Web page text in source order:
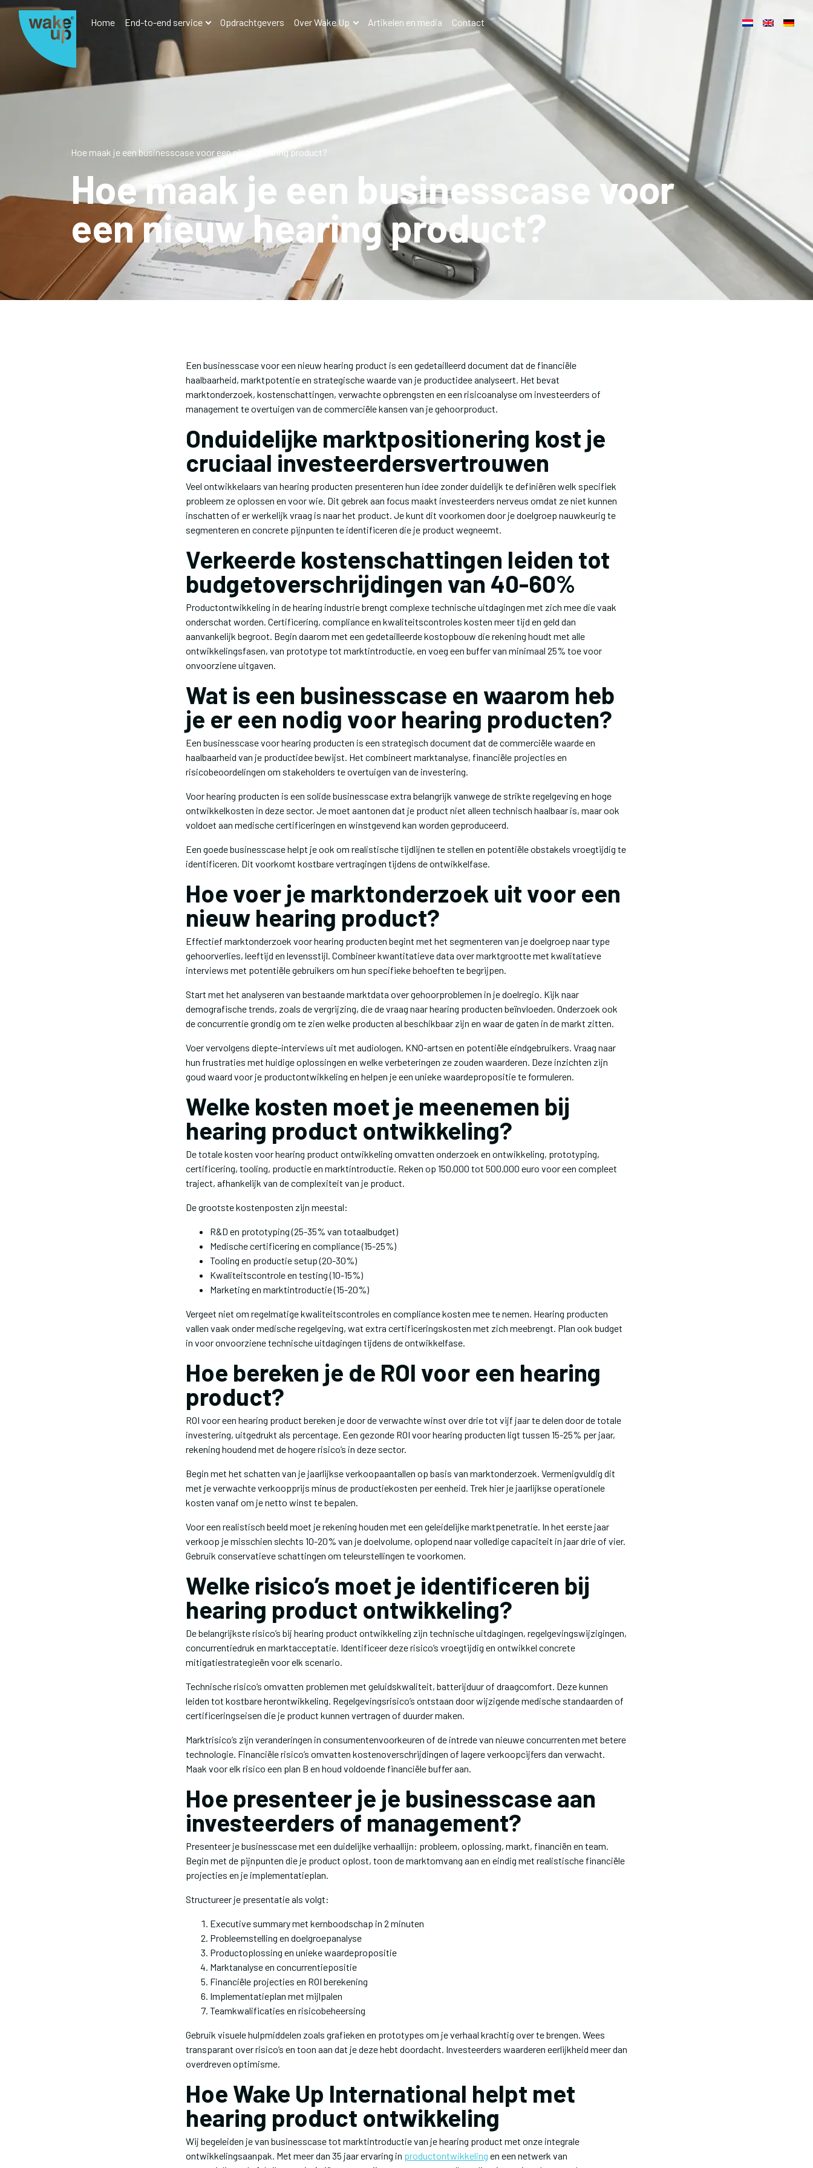
Home End-to-end service Opdrachtgevers Over Wake Up Artikelen en media Contact
Hoe maak je een businesscase voor een nieuw hearing product?
Hoe maak je een businesscase voor
een nieuw hearing product?
Een businesscase voor een nieuw hearing product is een gedetailleerd document dat de financiële
haalbaarheid, marktpotentie en strategische waarde van je productidee analyseert. Het bevat
marktonderzoek, kostenschattingen, verwachte opbrengsten en een risicoanalyse om investeerders of
management te overtuigen van de commerciële kansen van je gehoorproduct.
Onduidelijke marktpositionering kost je
cruciaal investeerdersvertrouwen
Veel ontwikkelaars van hearing producten presenteren hun idee zonder duidelijk te definiëren welk specifiek
probleem ze oplossen en voor wie. Dit gebrek aan focus maakt investeerders nerveus omdat ze niet kunnen
inschatten of er werkelijk vraag is naar het product. Je kunt dit voorkomen door je doelgroep nauwkeurig te
segmenteren en concrete pijnpunten te identificeren die je product wegneemt.
Verkeerde kostenschattingen leiden tot
budgetoverschrijdingen van 40-60%
Productontwikkeling in de hearing industrie brengt complexe technische uitdagingen met zich mee die vaak
onderschat worden. Certificering, compliance en kwaliteitscontroles kosten meer tijd en geld dan
aanvankelijk begroot. Begin daarom met een gedetailleerde kostopbouw die rekening houdt met alle
ontwikkelingsfasen, van prototype tot marktintroductie, en voeg een buffer van minimaal 25% toe voor
onvoorziene uitgaven.
Wat is een businesscase en waarom heb
je er een nodig voor hearing producten?
Een businesscase voor hearing producten is een strategisch document dat de commerciële waarde en
haalbaarheid van je productidee bewijst. Het combineert marktanalyse, financiële projecties en
risicobeoordelingen om stakeholders te overtuigen van de investering.
Voor hearing producten is een solide businesscase extra belangrijk vanwege de strikte regelgeving en hoge
ontwikkelkosten in deze sector. Je moet aantonen dat je product niet alleen technisch haalbaar is, maar ook
voldoet aan medische certificeringen en winstgevend kan worden geproduceerd.
Een goede businesscase helpt je ook om realistische tijdlijnen te stellen en potentiële obstakels vroegtijdig te
identificeren. Dit voorkomt kostbare vertragingen tijdens de ontwikkelfase.
Hoe voer je marktonderzoek uit voor een
nieuw hearing product?
Effectief marktonderzoek voor hearing producten begint met het segmenteren van je doelgroep naar type
gehoorverlies, leeftijd en levensstijl. Combineer kwantitatieve data over marktgrootte met kwalitatieve
interviews met potentiële gebruikers om hun specifieke behoeften te begrijpen.
Start met het analyseren van bestaande marktdata over gehoorproblemen in je doelregio. Kijk naar
demografische trends, zoals de vergrijzing, die de vraag naar hearing producten beïnvloeden. Onderzoek ook
de concurrentie grondig om te zien welke producten al beschikbaar zijn en waar de gaten in de markt zitten.
Voer vervolgens diepte-interviews uit met audiologen, KNO-artsen en potentiële eindgebruikers. Vraag naar
hun frustraties met huidige oplossingen en welke verbeteringen ze zouden waarderen. Deze inzichten zijn
goud waard voor je productontwikkeling en helpen je een unieke waardepropositie te formuleren.
Welke kosten moet je meenemen bij
hearing product ontwikkeling?
De totale kosten voor hearing product ontwikkeling omvatten onderzoek en ontwikkeling, prototyping,
certificering, tooling, productie en marktintroductie. Reken op 150.000 tot 500.000 euro voor een compleet
traject, afhankelijk van de complexiteit van je product.
De grootste kostenposten zijn meestal:
R&D en prototyping (25-35% van totaalbudget)
Medische certificering en compliance (15-25%)
Tooling en productie setup (20-30%)
Kwaliteitscontrole en testing (10-15%)
Marketing en marktintroductie (15-20%)
Vergeet niet om regelmatige kwaliteitscontroles en compliance kosten mee te nemen. Hearing producten
vallen vaak onder medische regelgeving, wat extra certificeringskosten met zich meebrengt. Plan ook budget
in voor onvoorziene technische uitdagingen tijdens de ontwikkelfase.
Hoe bereken je de ROI voor een hearing
product?
ROI voor een hearing product bereken je door de verwachte winst over drie tot vijf jaar te delen door de totale
investering, uitgedrukt als percentage. Een gezonde ROI voor hearing producten ligt tussen 15-25% per jaar,
rekening houdend met de hogere risico’s in deze sector.
Begin met het schatten van je jaarlijkse verkoopaantallen op basis van marktonderzoek. Vermenigvuldig dit
met je verwachte verkoopprijs minus de productiekosten per eenheid. Trek hier je jaarlijkse operationele
kosten vanaf om je netto winst te bepalen.
Voor een realistisch beeld moet je rekening houden met een geleidelijke marktpenetratie. In het eerste jaar
verkoop je misschien slechts 10-20% van je doelvolume, oplopend naar volledige capaciteit in jaar drie of vier.
Gebruik conservatieve schattingen om teleurstellingen te voorkomen.
Welke risico’s moet je identificeren bij
hearing product ontwikkeling?
De belangrijkste risico’s bij hearing product ontwikkeling zijn technische uitdagingen, regelgevingswijzigingen,
concurrentiedruk en marktacceptatie. Identificeer deze risico’s vroegtijdig en ontwikkel concrete
mitigatiestrategieën voor elk scenario.
Technische risico’s omvatten problemen met geluidskwaliteit, batterijduur of draagcomfort. Deze kunnen
leiden tot kostbare herontwikkeling. Regelgevingsrisico’s ontstaan door wijzigende medische standaarden of
certificeringseisen die je product kunnen vertragen of duurder maken.
Marktrisico’s zijn veranderingen in consumentenvoorkeuren of de intrede van nieuwe concurrenten met betere
technologie. Financiële risico’s omvatten kostenoverschrijdingen of lagere verkoopcijfers dan verwacht.
Maak voor elk risico een plan B en houd voldoende financiële buffer aan.
Hoe presenteer je je businesscase aan
investeerders of management?
Presenteer je businesscase met een duidelijke verhaallijn: probleem, oplossing, markt, financiën en team.
Begin met de pijnpunten die je product oplost, toon de marktomvang aan en eindig met realistische financiële
projecties en je implementatieplan.
Structureer je presentatie als volgt:
Executive summary met kernboodschap in 2 minuten
Probleemstelling en doelgroepanalyse
Productoplossing en unieke waardepropositie
Marktanalyse en concurrentiepositie
Financiële projecties en ROI berekening
Implementatieplan met mijlpalen
Teamkwalificaties en risicobeheersing
Gebruik visuele hulpmiddelen zoals grafieken en prototypes om je verhaal krachtig over te brengen. Wees
transparant over risico’s en toon aan dat je deze hebt doordacht. Investeerders waarderen eerlijkheid meer dan
overdreven optimisme.
Hoe Wake Up International helpt met
hearing product ontwikkeling
Wij begeleiden je van businesscase tot marktintroductie van je hearing product met onze integrale
ontwikkelingsaanpak. Met meer dan 35 jaar ervaring in productontwikkeling en een netwerk van